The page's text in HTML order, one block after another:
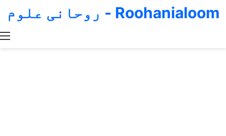
Roohanialoom - روحانی علوم